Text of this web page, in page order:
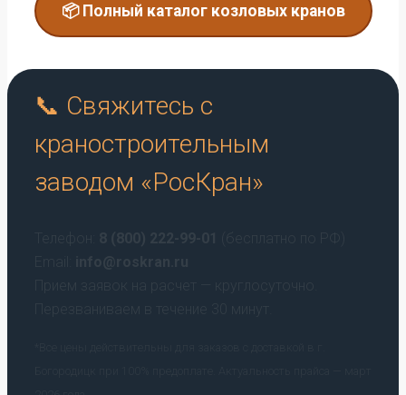
📦 Полный каталог козловых кранов
📞 Свяжитесь с
краностроительным
заводом «РосКран»